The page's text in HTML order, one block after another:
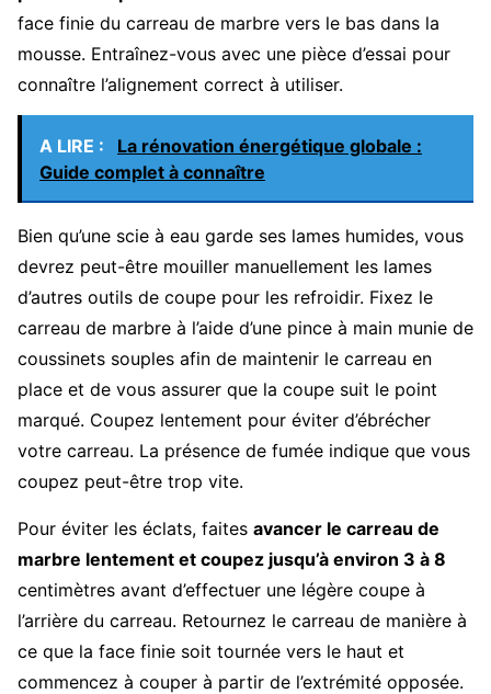
face finie du carreau de marbre vers le bas dans la
mousse. Entraînez-vous avec une pièce d’essai pour
connaître l’alignement correct à utiliser.
A LIRE :
La rénovation énergétique globale :
Guide complet à connaître
Bien qu’une scie à eau garde ses lames humides, vous
devrez peut-être mouiller manuellement les lames
d’autres outils de coupe pour les refroidir. Fixez le
carreau de marbre à l’aide d’une pince à main munie de
coussinets souples afin de maintenir le carreau en
place et de vous assurer que la coupe suit le point
marqué. Coupez lentement pour éviter d’ébrécher
votre carreau. La présence de fumée indique que vous
coupez peut-être trop vite.
Pour éviter les éclats, faites avancer le carreau de
marbre lentement et coupez jusqu’à environ 3 à 8
centimètres avant d’effectuer une légère coupe à
l’arrière du carreau. Retournez le carreau de manière à
ce que la face finie soit tournée vers le haut et
commencez à couper à partir de l’extrémité opposée.